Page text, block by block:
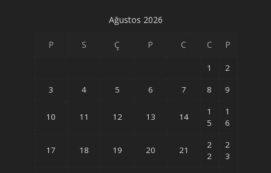
Ağustos 2026
P S Ç P C C P
1
2
3
4 5 6 7 8 9
10 11 12 13 14
1
5
1
6
17 18 19 20 21
2
2
2
3